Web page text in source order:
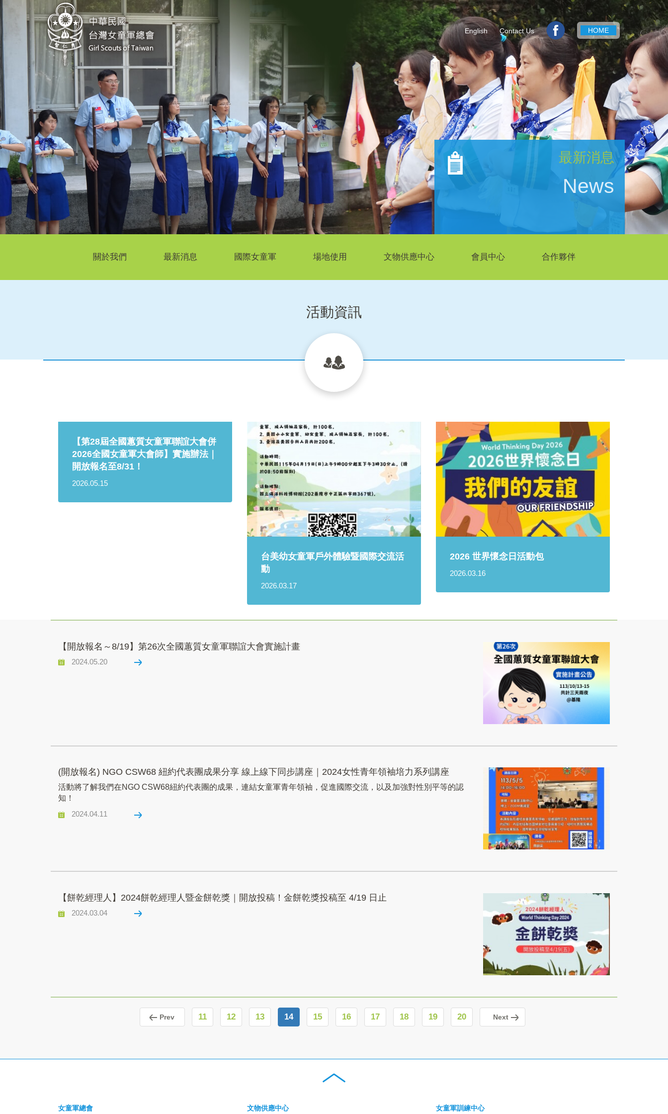
English Contact Us HOME
最新消息
News
關於我們 最新消息 國際女童軍 場地使用 文物供應中心 會員中心 合作夥伴
活動資訊
【第28屆全國蕙質女童軍聯誼大會併
2026全國女童軍大會師】實施辦法｜
開放報名至8/31！
2026.05.15
台美幼女童軍戶外體驗暨國際交流活
動
2026.03.17
2026 世界懷念日活動包
2026.03.16
【開放報名～8/19】第26次全國蕙質女童軍聯誼大會實施計畫
2024.05.20
(開放報名) NGO CSW68 紐約代表團成果分享 線上線下同步講座｜2024女性青年領袖培力系列講座
活動將了解我們在NGO CSW68紐約代表團的成果，連結女童軍青年領袖，促進國際交流，以及加強對性別平等的認
知！
2024.04.11
【餅乾經理人】2024餅乾經理人暨金餅乾獎｜開放投稿！金餅乾獎投稿至 4/19 日止
2024.03.04
Prev 11 12 13 14 15 16 17 18 19 20 Next
女童軍總會 文物供應中心 女童軍訓練中心